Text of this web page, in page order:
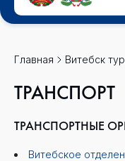
Главная Витебск
ТРАНСПОРТ
ТРАНСПОРТНЫЕ
Витебское